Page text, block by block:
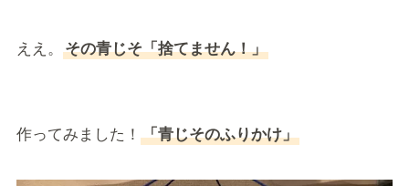
ええ。 その青じそ「捨てません！」
作ってみました！ 「青じそのふりかけ」